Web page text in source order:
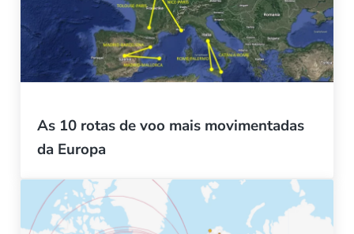
As 10 rotas de voo mais movimentadas
da Europa